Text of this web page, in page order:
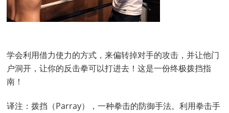
出
的
人
学会利用借力使力的方式，来偏转掉对手的攻击，并让他门
户洞开，让你的反击拳可以打进去！这是一份终极拨挡指
南！
译注：拨挡（Parray），一种拳击的防御手法。利用拳击手